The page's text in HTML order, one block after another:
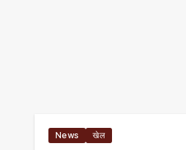
News खेल